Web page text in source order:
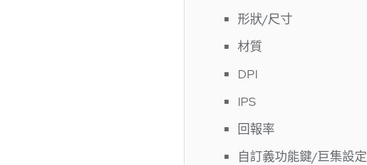
形狀/尺寸
材質
DPI
IPS
回報率
自訂義功能鍵/巨集設定